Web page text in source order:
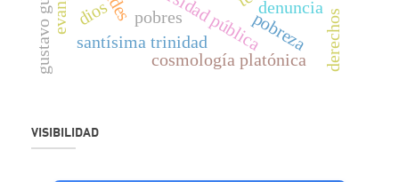
cosmología platónica
santísima trinidad
denuncia
pobres pobreza derechos
dios
VISIBILIDAD